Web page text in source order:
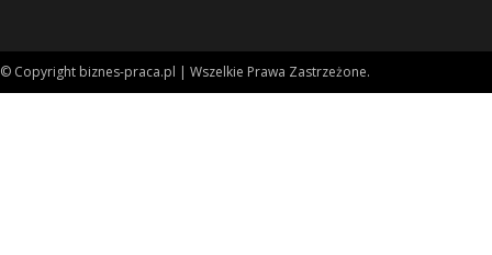
© Copyright biznes-praca.pl | Wszelkie Prawa Zastrzeżone.